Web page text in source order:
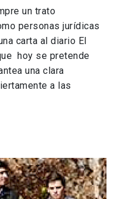
un trato
personas jurídicas
carta al diario El
hoy se pretende
una clara
a las